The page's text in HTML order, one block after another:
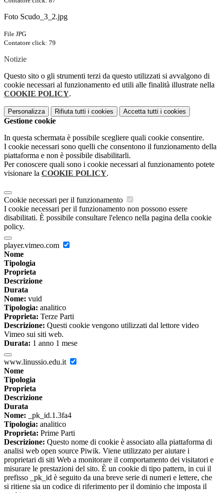
Foto Scudo_3_2.jpg
File JPG
Contatore click: 79
Notizie
Questo sito o gli strumenti terzi da questo utilizzati si avvalgono di
cookie necessari al funzionamento ed utili alle finalità illustrate nella
COOKIE POLICY.
Personalizza Rifiuta tutti i cookies Accetta tutti i cookies
Gestione cookie
In questa schermata è possibile scegliere quali cookie consentire.
I cookie necessari sono quelli che consentono il funzionamento della
piattaforma e non è possibile disabilitarli.
Per conoscere quali sono i cookie necessari al funzionamento potete
visionare la COOKIE POLICY.
Cookie necessari per il funzionamento
I cookie necessari per il funzionamento non possono essere
disabilitati. È possibile consultare l'elenco nella pagina della cookie
policy.
player.vimeo.com
Nome
Tipologia
Proprieta
Descrizione
Durata
Nome: vuid
Tipologia: analitico
Proprieta: Terze Parti
Descrizione: Questi cookie vengono utilizzati dal lettore video
Vimeo sui siti web.
Durata: 1 anno 1 mese
www.linussio.edu.it
Nome
Tipologia
Proprieta
Descrizione
Durata
Nome: _pk_id.1.3fa4
Tipologia: analitico
Proprieta: Prime Parti
Descrizione: Questo nome di cookie è associato alla piattaforma di
analisi web open source Piwik. Viene utilizzato per aiutare i
proprietari di siti Web a monitorare il comportamento dei visitatori e
misurare le prestazioni del sito. È un cookie di tipo pattern, in cui il
prefisso _pk_id è seguito da una breve serie di numeri e lettere, che
si ritiene sia un codice di riferimento per il dominio che imposta il